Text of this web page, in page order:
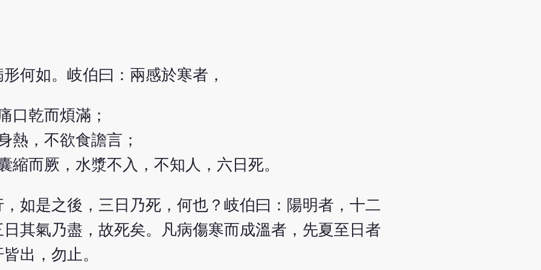
何如。岐伯曰：兩感於寒者，
口乾而煩滿；
熱，不欲食譫言；
而厥，水漿不入，不知人，六日死。
如是之後，三日乃死，何也？岐伯曰：陽明者，十二
其氣乃盡，故死矣。凡病傷寒而成溫者，先夏至日者
出，勿止。